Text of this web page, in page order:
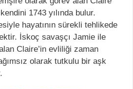
1743 yılında bulur.
hayatının sürekli tehlikede
İskoç savaşçı Jamie ile
Claire’in evliliği zaman
olarak tutkulu bir aşk